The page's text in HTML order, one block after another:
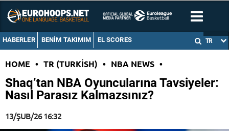
HABERLER BENIM TAKIMIM EL SCORES TR
HOME • TR (TURKISH) • NBA NEWS •
Shaq’tan NBA Oyuncularına Tavsiyeler:
Nasıl Parasız Kalmazsınız?
13/ŞUB/26 16:32